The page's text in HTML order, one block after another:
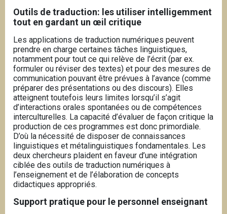
Outils de traduction: les utiliser intelligemment
tout en gardant un œil critique
Les applications de traduction numériques peuvent
prendre en charge certaines tâches linguistiques,
notamment pour tout ce qui relève de l’écrit (par ex.
formuler ou réviser des textes) et pour des mesures de
communication pouvant être prévues à l’avance (comme
préparer des présentations ou des discours). Elles
atteignent toutefois leurs limites lorsqu’il s’agit
d’interactions orales spontanées ou de compétences
interculturelles. La capacité d’évaluer de façon critique la
production de ces programmes est donc primordiale.
D’où la nécessité de disposer de connaissances
linguistiques et métalinguistiques fondamentales. Les
deux chercheurs plaident en faveur d’une intégration
ciblée des outils de traduction numériques à
l’enseignement et de l’élaboration de concepts
didactiques appropriés.
Support pratique pour le personnel enseignant